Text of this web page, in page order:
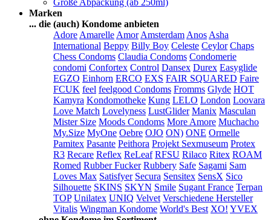
Große Abpackung (ab 250ml)
Marken
... die (auch) Kondome anbieten
Adore Amarelle Amor Amsterdam Anos Asha
International Beppy Billy Boy Celeste Ceylor Chaps
Chess Condoms Claudia Condoms Condomerie
condomi Confortex Control Dansex Durex Easyglide
EGZO Einhorn ERCO EXS FAIR SQUARED Faire
FCUK feel feelgood Condoms Fromms Glyde HOT
Kamyra Kondomotheke Kung LELO London Loovara
Love Match Lovelyness LustGlider Manix Masculan
Mister Size Moods Condoms More Amore Muchacho
My.Size MyOne Oebre OJO ON) ONE Ormelle
Pamitex Pasante Peithora Projekt Sexmuseum Protex
R3 Recare Reflex ReLeaf RFSU Rilaco Ritex ROAM
Romed Rubber Fucker Rubbery Safe Sagami Sam
Loves Max Satisfyer Secura Sensitex SensX Sico
Silhouette SKINS SKYN Smile Sugant France Terpan
TOP Unilatex UNIQ Velvet Verschiedene Hersteller
Vitalis Wingman Kondome World's Best XO! YVEX